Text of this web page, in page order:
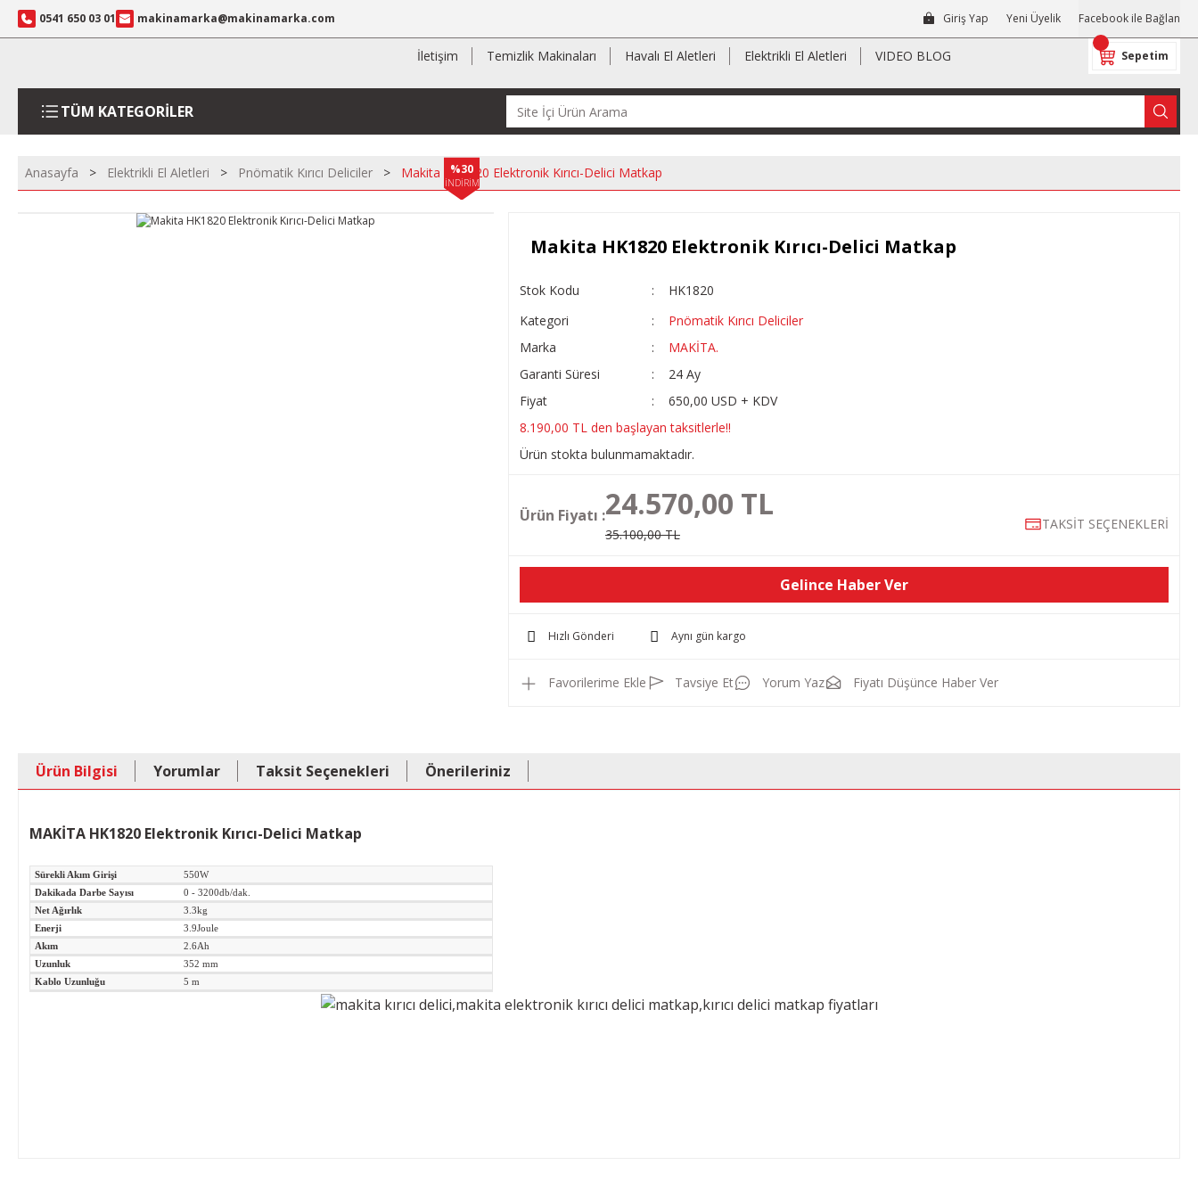
0541 650 03 01 makinamarka@makinamarka.com Giriş Yap Yeni Üyelik Facebook ile Bağlan
İletişim Temizlik Makinaları Havalı El Aletleri Elektrikli El Aletleri VIDEO BLOG Sepetim
TÜM KATEGORİLER
Anasayfa Elektrikli El Aletleri Pnömatik Kırıcı Deliciler Makita HK1820 Elektronik Kırıcı-Delici Matkap
%30
İNDİRİM
Makita HK1820 Elektronik Kırıcı-Delici Matkap
Stok Kodu
HK1820
Kategori
Pnömatik Kırıcı Deliciler
Marka
MAKİTA.
Garanti Süresi
24 Ay
Fiyat
650,00 USD + KDV
8.190,00 TL den başlayan taksitlerle!!
Ürün stokta bulunmamaktadır.
Ürün Fiyatı :24.570,00 TL
35.100,00 TL
TAKSİT SEÇENEKLERİ
Gelince Haber Ver
Hızlı Gönderi Aynı gün kargo
Tavsiye Et Yorum Yaz Fiyatı Düşünce Haber Ver
Ürün Bilgisi Yorumlar Taksit Seçenekleri Önerileriniz
MAKİTA HK1820 Elektronik Kırıcı-Delici Matkap
Sürekli Akım Girişi
550W
Dakikada Darbe Sayısı
0 - 3200db/dak.
Net Ağırlık
3.3kg
Enerji
3.9Joule
Akım
2.6Ah
Uzunluk
352 mm
Kablo Uzunluğu
5 m